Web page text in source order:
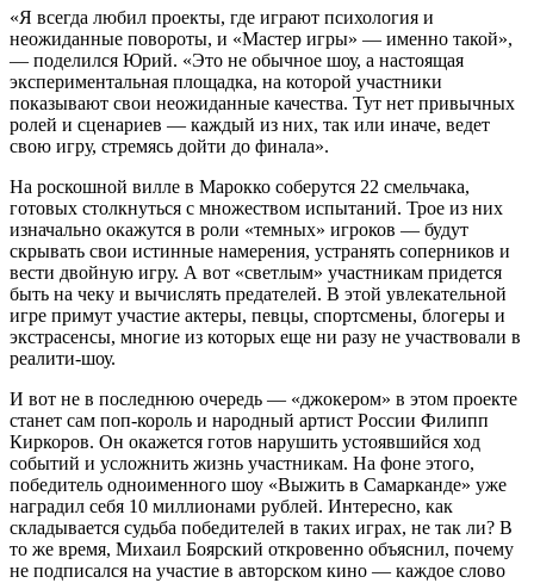
«Я всегда любил проекты, где играют психология и
неожиданные повороты, и «Мастер игры» — именно такой»,
— поделился Юрий. «Это не обычное шоу, а настоящая
экспериментальная площадка, на которой участники
показывают свои неожиданные качества. Тут нет привычных
ролей и сценариев — каждый из них, так или иначе, ведет
свою игру, стремясь дойти до финала».
На роскошной вилле в Марокко соберутся 22 смельчака,
готовых столкнуться с множеством испытаний. Трое из них
изначально окажутся в роли «темных» игроков — будут
скрывать свои истинные намерения, устранять соперников и
вести двойную игру. А вот «светлым» участникам придется
быть на чеку и вычислять предателей. В этой увлекательной
игре примут участие актеры, певцы, спортсмены, блогеры и
экстрасенсы, многие из которых еще ни разу не участвовали в
реалити-шоу.
И вот не в последнюю очередь — «джокером» в этом проекте
станет сам поп-король и народный артист России Филипп
Киркоров. Он окажется готов нарушить устоявшийся ход
событий и усложнить жизнь участникам. На фоне этого,
победитель одноименного шоу «Выжить в Самарканде» уже
наградил себя 10 миллионами рублей. Интересно, как
складывается судьба победителей в таких играх, не так ли? В
то же время, Михаил Боярский откровенно объяснил, почему
не подписался на участие в авторском кино — каждое слово